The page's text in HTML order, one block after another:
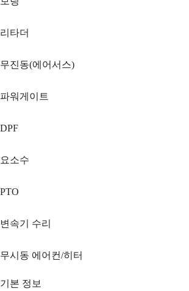
리타더
무진동(에어서스)
파워게이트
DPF
요소수
PTO
변속기 수리
무시동 에어컨/히터
기본 정보